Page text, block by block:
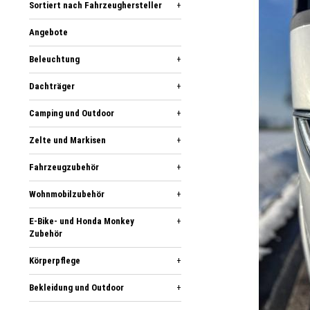
Sortiert nach Fahrzeughersteller +
Angebote
Beleuchtung +
Dachträger +
Camping und Outdoor +
Zelte und Markisen +
Fahrzeugzubehör +
Wohnmobilzubehör +
E-Bike- und Honda Monkey
Zubehör
+
Körperpflege +
Bekleidung und Outdoor +